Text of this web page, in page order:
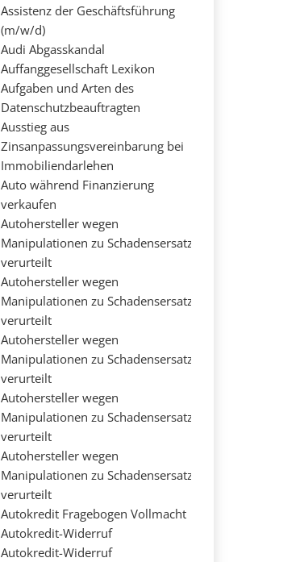
Assistenz der Geschäftsführung
(m/w/d)
Audi Abgasskandal
Auffanggesellschaft Lexikon
Aufgaben und Arten des
Datenschutzbeauftragten
Ausstieg aus
Zinsanpassungsvereinbarung bei
Immobiliendarlehen
Auto während Finanzierung
verkaufen
Autohersteller wegen
Manipulationen zu Schadensersatz
verurteilt
Autohersteller wegen
Manipulationen zu Schadensersatz
verurteilt
Autohersteller wegen
Manipulationen zu Schadensersatz
verurteilt
Autohersteller wegen
Manipulationen zu Schadensersatz
verurteilt
Autohersteller wegen
Manipulationen zu Schadensersatz
verurteilt
Autokredit Fragebogen Vollmacht
Autokredit-Widerruf
Autokredit-Widerruf